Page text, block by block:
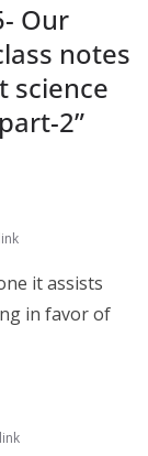
Our
notes
science
2”
it assists
in favor of